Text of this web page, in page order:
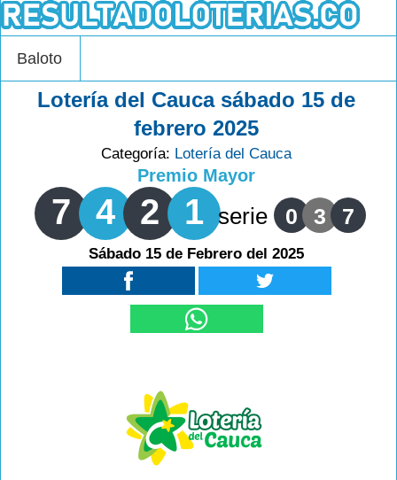
Baloto
Lotería del Cauca sábado 15 de
febrero 2025
Categoría: Lotería del Cauca
Premio Mayor
7 4 2 1 serie 0 3 7
Sábado 15 de Febrero del 2025